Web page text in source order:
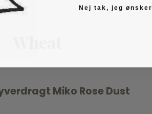
Miko Rose Dust
Nej tak, jeg